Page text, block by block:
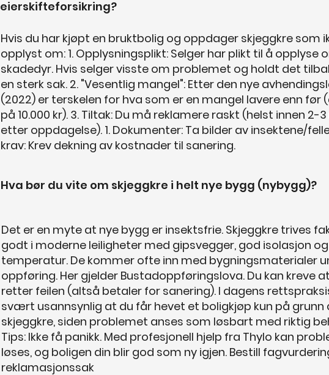
eierskifteforsikring?
Hvis du har kjøpt en bruktbolig og oppdager skjeggkre som
opplyst om: 1. Opplysningsplikt: Selger har plikt til å opplyse
skadedyr. Hvis selger visste om problemet og holdt det
en sterk sak. 2. "Vesentlig mangel": Etter den nye
(2022) er terskelen for hva som er en mangel lavere enn før
på 10.000 kr). 3. Tiltak: Du må reklamere raskt (helst innen 2-
etter oppdagelse). 1. Dokumenter: Ta bilder av insektene/
krav: Krev dekning av kostnader til sanering.
Hva bør du vite om skjeggkre i helt nye bygg (nybygg)?
Det er en myte at nye bygg er insektsfrie. Skjeggkre trives
godt i moderne leiligheter med gipsvegger, god isolasjon
temperatur. De kommer ofte inn med bygningsmaterialer
oppføring. Her gjelder Bustadoppføringslova. Du kan kreve
retter feilen (altså betaler for sanering). I dagens
svært usannsynlig at du får hevet et boligkjøp kun på grunn
skjeggkre, siden problemet anses som løsbart med riktig
Tips: Ikke få panikk. Med profesjonell hjelp fra Thylo kan
løses, og boligen din blir god som ny igjen. Bestill
reklamasjonssak